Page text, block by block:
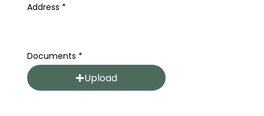
Address
Documents
Upload